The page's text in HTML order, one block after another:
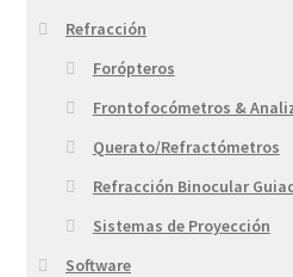
Refracción
Forópteros
Frontofocómetros &
Querato/Refractómetros
Refracción Binocular
Sistemas de Proyección
Software